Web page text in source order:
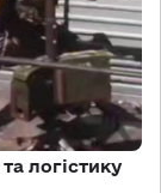
логістику